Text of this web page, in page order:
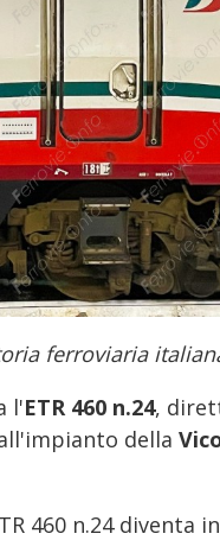
ferroviaria
l'ETR 460 n.24,
della
460 n.24 diventa